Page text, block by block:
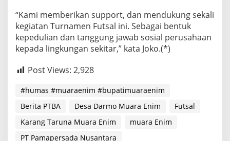
“Kami memberikan support, dan mendukung sekali
kegiatan Turnamen Futsal ini. Sebagai bentuk
kepedulian dan tanggung jawab sosial perusahaan
kepada lingkungan sekitar,” kata Joko.(*)
Post Views: 2,928
#humas #muaraenim #bupatimuaraenim
Berita PTBA
Desa Darmo Muara Enim
Futsal
Karang Taruna Muara Enim
muara Enim
PT Pamapersada Nusantara